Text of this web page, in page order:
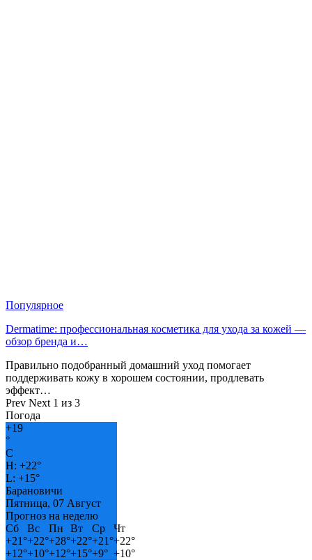
Популярное
Dermatime: профессиональная косметика для ухода за кожей —
обзор бренда и…
Правильно подобранный домашний уход помогает
поддерживать кожу в хорошем состоянии, продлевать
эффект…
Prev Next 1 из 3
Погода
+19
°
C
H: +22°
L: +15°
Барановичи
Пятница, 07 Август
Прогноз на неделю
Сб
Вс Пн Вт Ср
Чт
+21°+22°+28°+22°+21°+22°
+12°+10°+12°+15°+9° +10°